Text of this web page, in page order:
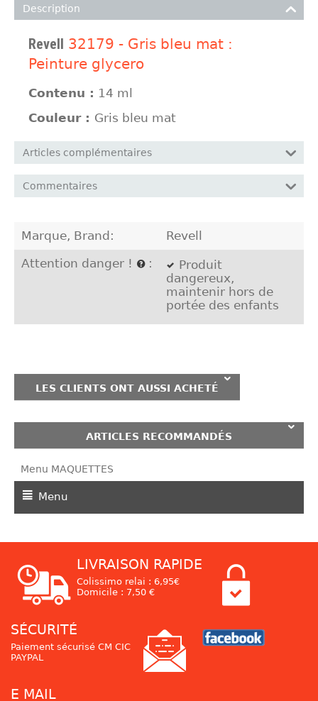
Description
Revell 32179 - Gris bleu mat :
Peinture glycero
Contenu : 14 ml
Couleur : Gris bleu mat
Articles complémentaires
Commentaires
Marque, Brand: Revell
Attention danger ! :
Produit
dangereux,
maintenir hors de
portée des enfants
LES CLIENTS ONT AUSSI ACHETÉ
ARTICLES RECOMMANDÉS
Menu MAQUETTES
Menu
LIVRAISON RAPIDE
Colissimo relai : 6,95€
Domicile : 7,50 €
SÉCURITÉ
Paiement sécurisé CM CIC
PAYPAL
E MAIL